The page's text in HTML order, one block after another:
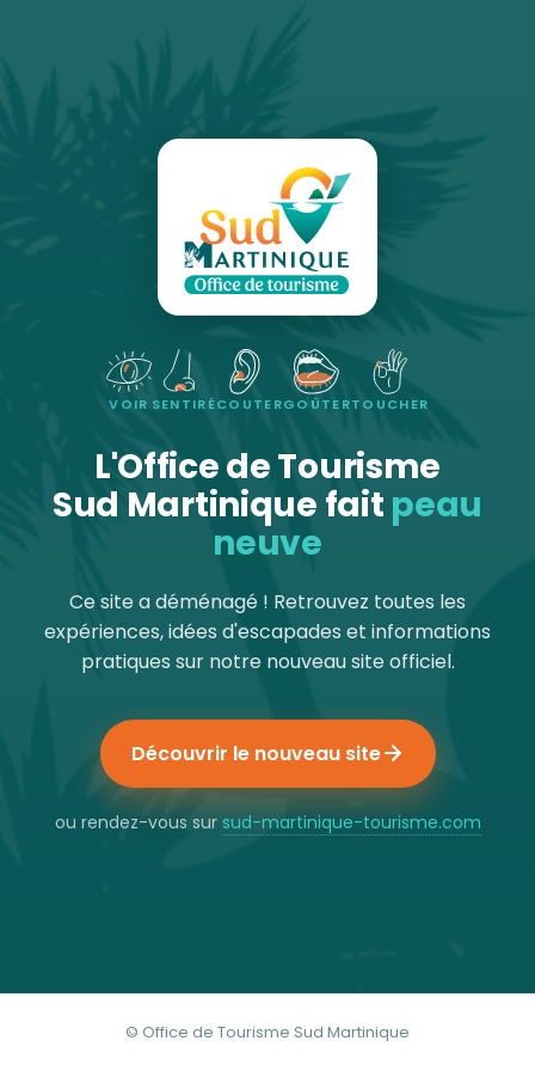
VOIR SENTIRÉCOUTERGOÛTERTOUCHER
L'Office de Tourisme
Sud Martinique fait peau
neuve
Ce site a déménagé ! Retrouvez toutes les
expériences, idées d'escapades et informations
pratiques sur notre nouveau site officiel.
Découvrir le nouveau site
ou rendez-vous sur sud-martinique-tourisme.com
© Office de Tourisme Sud Martinique